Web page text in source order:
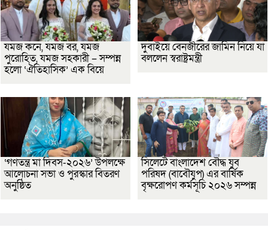
যমজ কনে, যমজ বর, যমজ
পুরোহিত, যমজ সহকারী – সম্পন্ন
হলো ‘ঐতিহাসিক’ এক বিয়ে
দুবাইয়ে বেনজীরের জামিন নিয়ে যা
বললেন স্বরাষ্ট্রমন্ত্রী
‘গণতন্ত্র মা দিবস-২০২৬’ উপলক্ষে
আলোচনা সভা ও পুরস্কার বিতরণ
অনুষ্ঠিত
সিলেটে বাংলাদেশ বৌদ্ধ যুব
পরিষদ (বাবৌযুপ) এর বার্ষিক
বৃক্ষরোপণ কর্মসূচি ২০২৬ সম্পন্ন